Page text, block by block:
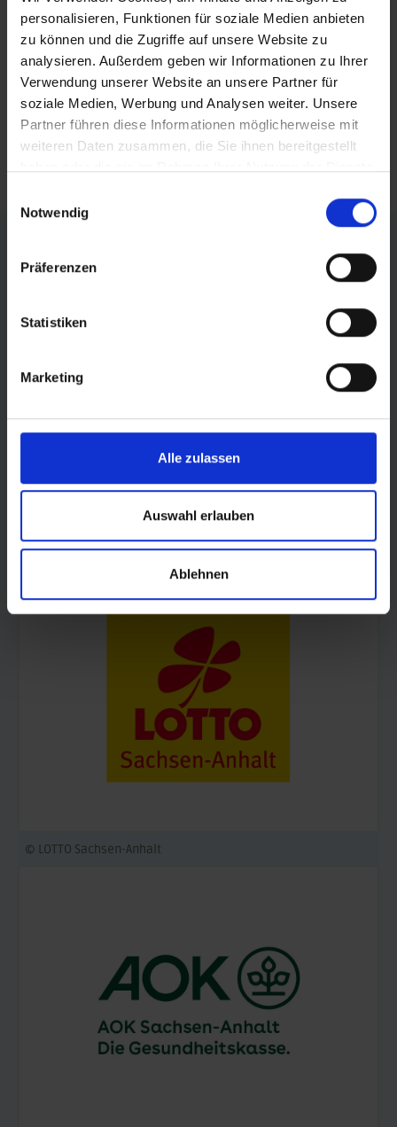
personalisieren, Funktionen für soziale Medien anbieten
zu können und die Zugriffe auf unsere Website zu
analysieren. Außerdem geben wir Informationen zu Ihrer
Verwendung unserer Website an unsere Partner für
soziale Medien, Werbung und Analysen weiter. Unsere
Partner führen diese Informationen möglicherweise mit
weiteren Daten zusammen, die Sie ihnen bereitgestellt
Notwendig
Präferenzen
Statistiken
Marketing
Alle zulassen
Auswahl erlauben
Ablehnen
Leistungssportkonzept des LSB Sachsen-Anhalt
SPORT UND GESELLSCHAFT
Leitfaden Genderbewusste Sprache im DOSB und in
der dsj
FÖRDERER DES SPORTS IN SACHSEN-ANHALT
© Land Sachsen-Anhalt
© LOTTO Sachsen-Anhalt